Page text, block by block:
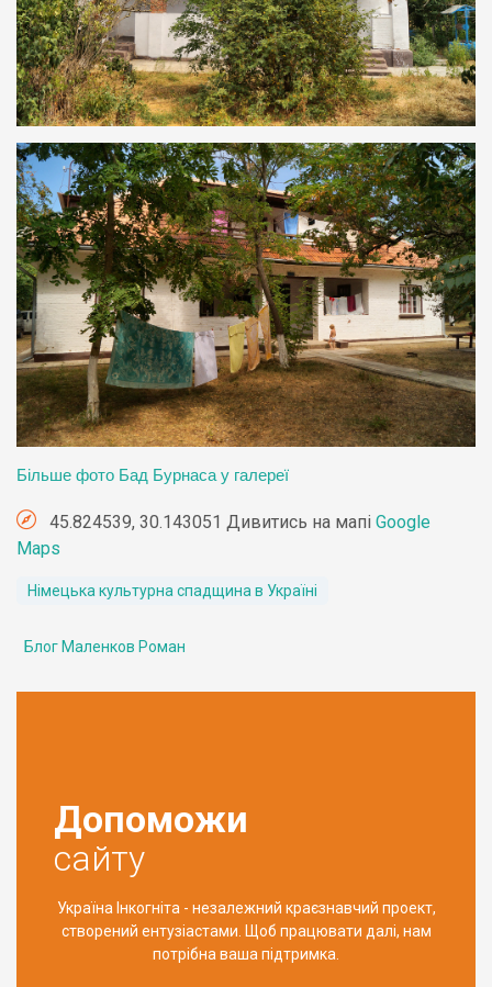
Більше фото Бад Бурнаса у галереї
45.824539, 30.143051 Дивитись на мапі Google
Maps
Німецька культурна спадщина в Україні
Блог Маленков Роман
Допоможи
сайту
Україна Інкогніта - незалежний краєзнавчий проект,
створений ентузіастами. Щоб працювати далі, нам
потрібна ваша підтримка.